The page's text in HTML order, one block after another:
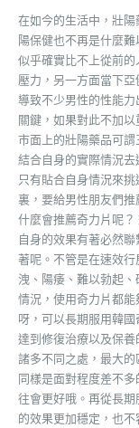
在如今的生活中，壯
陽保健也不再是什麼
似乎確實比不上從前
壓力，另一方面當下
導致不少男性的性能
關鍵，如果對此不加
市面上的壯陽藥品可
結合自身的實際情況
只有貼合自身情況來
裏，要給男性朋友們
什麼會推薦奇力片呢
自身的效果有著必然
著呢。不管是在速效
洩、陽痿、難以勃起
情況，使用奇力片都
呀，可以長期服用韓
達到修復治療以及保
諸多不同之處，最大
同樣是面對程度差不
往會更好哦。再從長
的效果更加穩定，也